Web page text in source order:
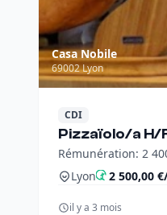
Casa Nobile
69002 Lyon
CDI
Pizzaïolo/a H/
Lyon
2 500,00
il y a 3 mois